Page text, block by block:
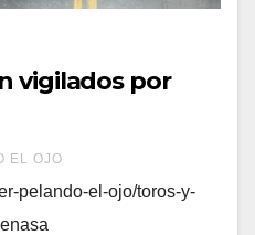
vigilados por
EL OJO
pelando-el-ojo/toros-y-